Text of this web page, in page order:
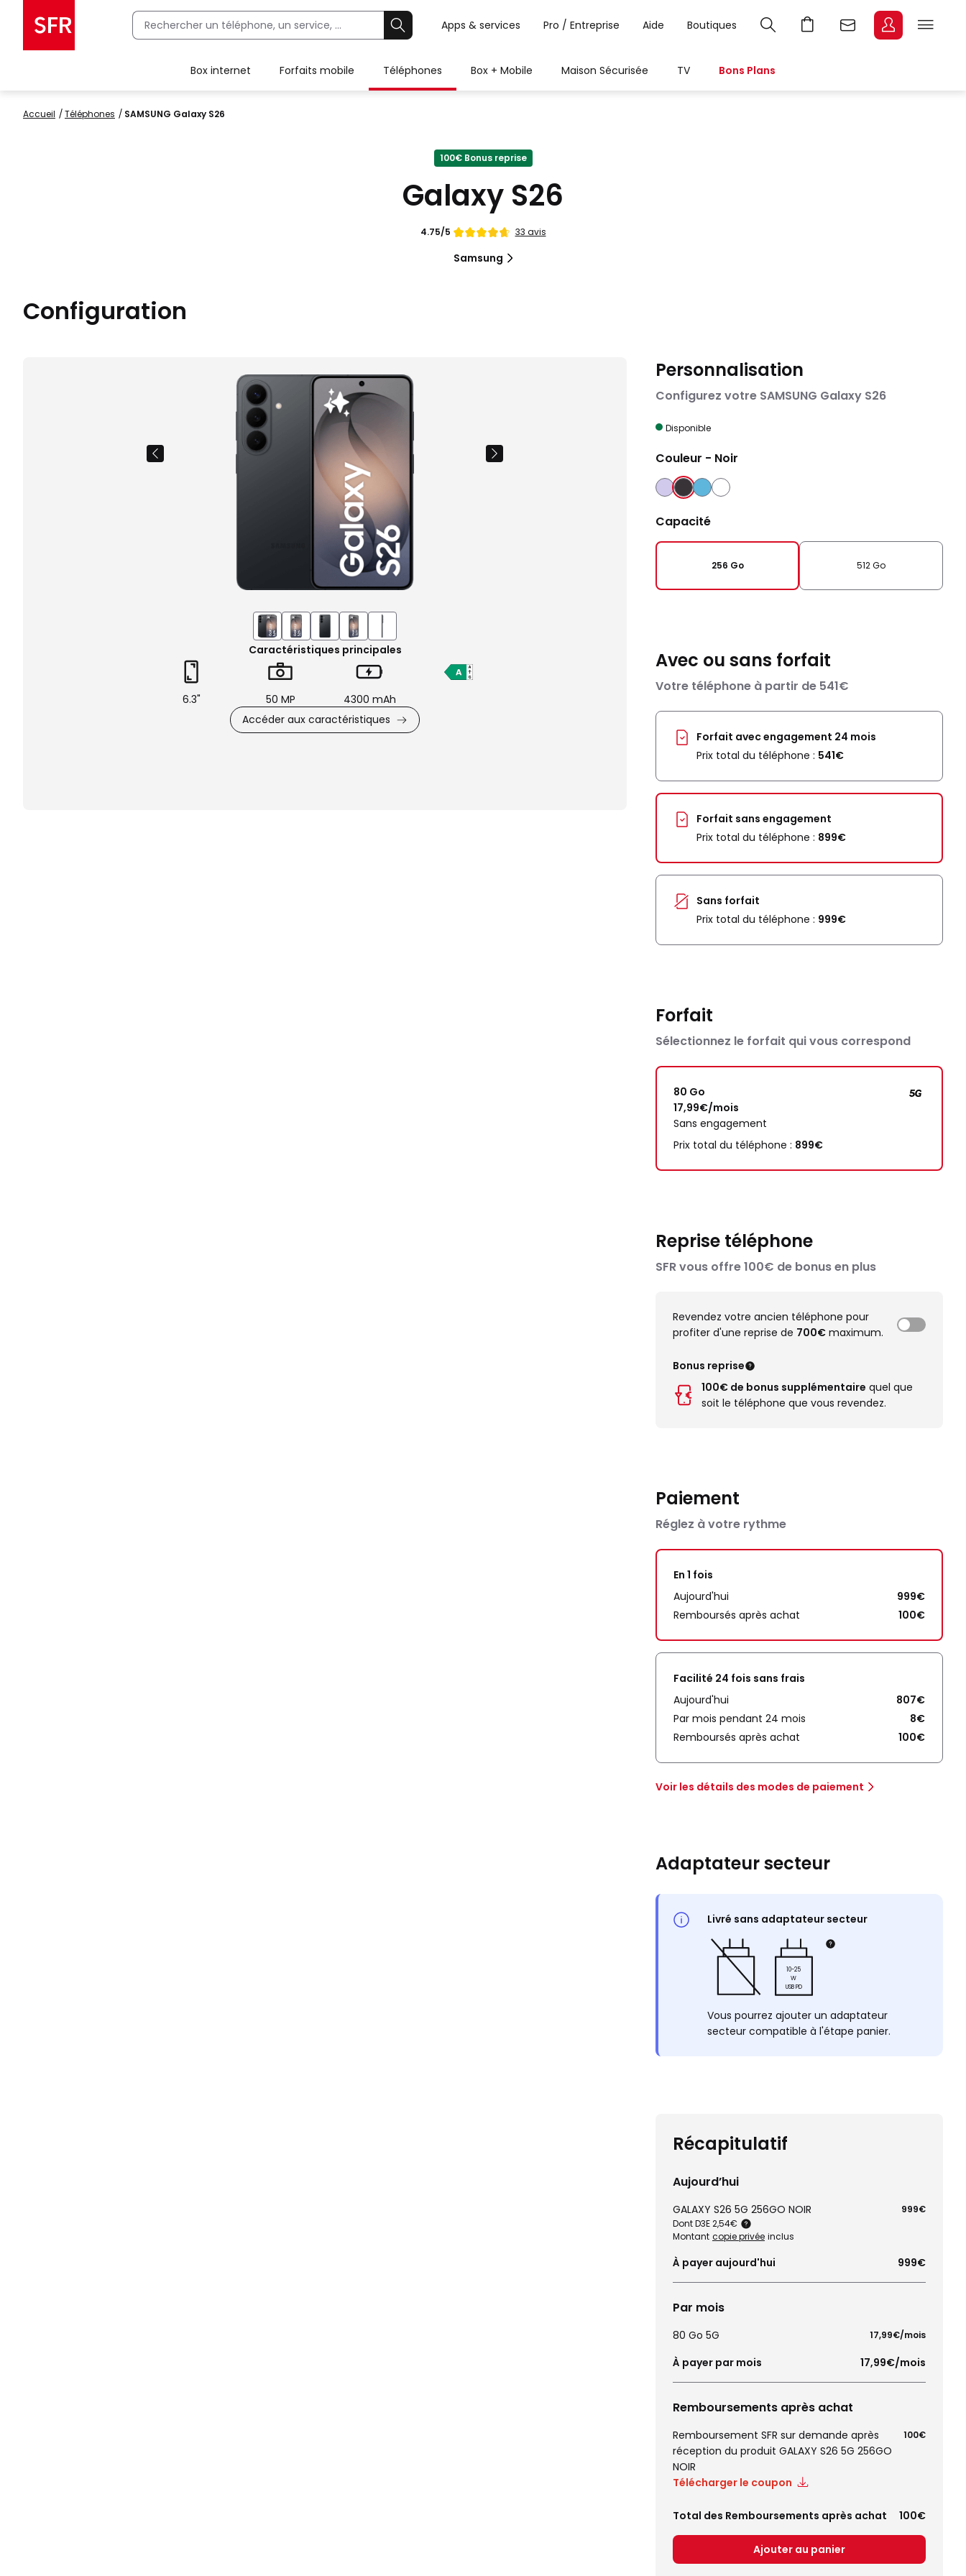
Apps & services Pro / Entreprise Aide Boutiques
Box internet Forfaits mobile Téléphones Box + Mobile Maison Sécurisée TV Bons Plans
Accueil Téléphones SAMSUNG Galaxy S26
100€ Bonus reprise
Galaxy S26
Note
4.75/5 33 avis
Samsung
Configuration
Images
du
produit
Caractéristiques principales
6.3" 50 MP
4300 mAh
Accéder aux caractéristiques
Personnalisation
Configurez votre SAMSUNG Galaxy S26
Disponible
Couleur - Noir
VIOLET NOIR BLEU BLANC
Capacité
256 Go 512 Go
Avec ou sans forfait
Votre téléphone à partir de 541€
Forfait avec engagement 24 mois
Prix total du téléphone : 541€
Forfait sans engagement
Prix total du téléphone : 899€
Sans forfait
Prix total du téléphone : 999€
Forfait
Sélectionnez le forfait qui vous correspond
80 Go
17,99€/mois
Sans engagement
Prix total du téléphone : 899€
Reprise téléphone
SFR vous offre 100€ de bonus en plus
Revendez votre ancien téléphone pour
profiter d'une reprise de 700€ maximum.
Bonus reprise
100€ de bonus supplémentaire quel que
soit le téléphone que vous revendez.
Paiement
Réglez à votre rythme
En 1 fois
Aujourd'hui
999€
Remboursés après achat
100€
Facilité 24 fois sans frais
Aujourd'hui
807€
Par mois pendant 24 mois
8€
Remboursés après achat
100€
Voir les détails des modes de paiement
Adaptateur secteur
Livré sans adaptateur secteur
10-25
W
USB PD
Vous pourrez ajouter un adaptateur
secteur compatible à l'étape panier.
Récapitulatif
Aujourd’hui
GALAXY S26 5G 256GO NOIR
Dont D3E 2,54€
Montant copie privée inclus
999€
À payer aujourd'hui 999€
Par mois
80 Go 5G 17,99€/mois
À payer par mois 17,99€/mois
Remboursements après achat
Remboursement SFR sur demande après
réception du produit GALAXY S26 5G 256GO
NOIR
Télécharger le coupon
100€
Total des Remboursements après achat 100€
Ajouter au panier